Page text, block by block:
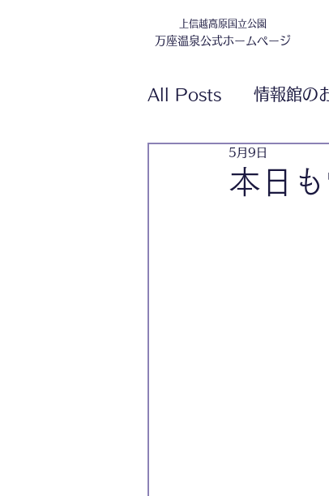
上信越高原国立公園
万座温泉公式ホームページ
All Posts 情報館の
本日も
5月9日